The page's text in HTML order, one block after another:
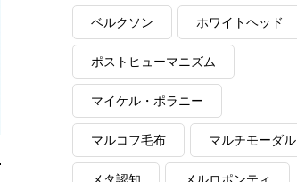
ベルクソン ホワイトヘッド
ポストヒューマニズム
マイケル・ポラニー
マルコフ毛布 マルチモーダル